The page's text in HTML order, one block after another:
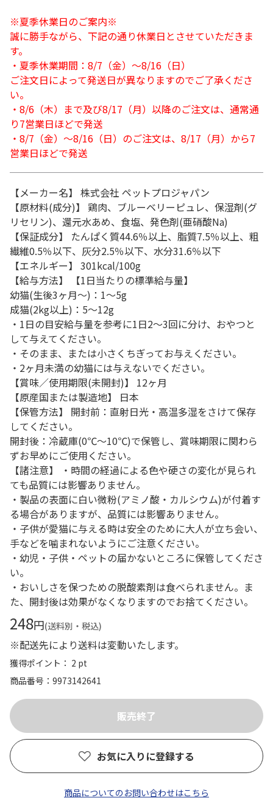
※夏季休業日のご案内※
誠に勝手ながら、下記の通り休業日とさせていただきま
す。
・夏季休業期間：8/7（金）～8/16（日）
ご注文日によって発送日が異なりますのでご了承くださ
い。
・8/6（木）まで及び8/17（月）以降のご注文は、通常通
り7営業日ほどで発送
・8/7（金）～8/16（日）のご注文は、8/17（月）から7
営業日ほどで発送
【メーカー名】 株式会社 ペットプロジャパン
【原材料(成分)】 鶏肉、ブルーベリーピュレ、保湿剤(グ
リセリン)、還元水あめ、食塩、発色剤(亜硝酸Na)
【保証成分】 たんぱく質44.6％以上、脂質7.5％以上、粗
繊維0.5％以下、灰分2.5％以下、水分31.6％以下
【エネルギー】 301kcal/100g
【給与方法】 【1日当たりの標準給与量】
幼猫(生後3ヶ月～)：1～5g
成猫(2kg以上)：5～12g
・1日の目安給与量を参考に1日2～3回に分け、おやつと
して与えてください。
・そのまま、または小さくちぎってお与えください。
・2ヶ月未満の幼猫には与えないでください。
【賞味／使用期限(未開封)】 12ヶ月
【原産国または製造地】 日本
【保管方法】 開封前：直射日光・高温多湿をさけて保存
してください。
開封後：冷蔵庫(0℃～10℃)で保管し、賞味期限に関わら
ずお早めにご使用ください。
【諸注意】 ・時間の経過による色や硬さの変化が見られ
ても品質には影響ありません。
・製品の表面に白い微粉(アミノ酸・カルシウム)が付着す
る場合がありますが、品質には影響ありません。
・子供が愛猫に与える時は安全のために大人が立ち会い、
手などを噛まれないようにご注意ください。
・幼児・子供・ペットの届かないところに保管してくださ
い。
・おいしさを保つための脱酸素剤は食べられません。ま
た、開封後は効果がなくなりますのでお捨てください。
248円(送料別・税込)
※配送先により送料は変動いたします。
獲得ポイント： 2 pt
商品番号
9973142641
お気に入りに登録する
商品についてのお問い合わせはこちら